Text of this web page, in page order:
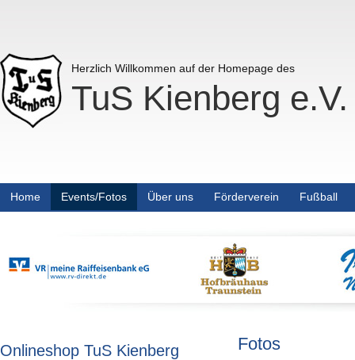
Herzlich Willkommen auf der Homepage des
TuS Kienberg e.V.
Home Events/Fotos Über uns Förderverein Fußball
Onlineshop TuS Kienberg Fotos